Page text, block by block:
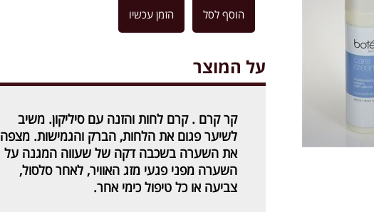
הוסף לסל הזמן עכשיו
על המוצר
קר קרם . קרם לחות והזנה עם סיליקון. משיב
לשיער פגום את הלחות, הברק והגמישות. מצפה
את השערה בשכבה דקה של שעווה המגנה על
השערה מפני פגעי מזג האוויר, לאחר סלסול,
צביעה או כל טיפול כימי אחר.